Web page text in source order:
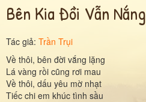
Bên Kia Đồi Vẫn Nắng
Tác giả: Trần Trụi
Về thôi, bên đời vắng lặng
Lá vàng rồi cũng rơi mau
Về thôi, dấu yêu mờ nhạt
Tiếc chi em khúc tình sầu